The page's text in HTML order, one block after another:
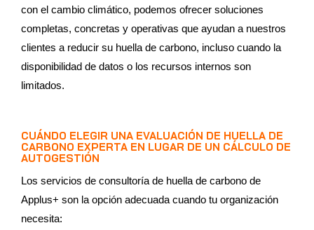
con el cambio climático, podemos ofrecer soluciones
completas, concretas y operativas que ayudan a nuestros
clientes a reducir su huella de carbono, incluso cuando la
disponibilidad de datos o los recursos internos son
limitados.
CUÁNDO ELEGIR UNA EVALUACIÓN DE HUELLA DE
CARBONO EXPERTA EN LUGAR DE UN CÁLCULO DE
AUTOGESTIÓN
Los servicios de consultoría de huella de carbono de
Applus+ son la opción adecuada cuando tu organización
necesita: